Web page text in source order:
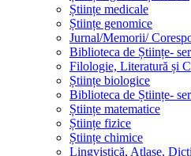
Științe medicale
Științe genomice
Jurnal/Memorii/
Biblioteca de Științe-
Filologie, Literatură și
Științe biologice
Biblioteca de Științe-
Științe matematice
Științe fizice
Științe chimice
Lingvistică, Atlase,